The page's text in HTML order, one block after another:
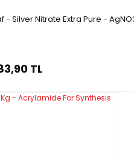
- Silver Nitrate Extra Pure -
TL